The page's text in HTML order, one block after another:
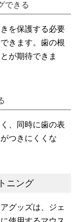
できる
を保護する必要
きます。歯の根
が期待できま
、同時に歯の表
つきにくくな
ニング
グッズは、ジェ